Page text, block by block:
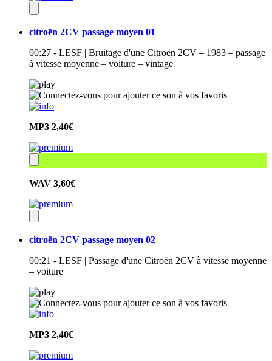
citroën 2CV passage moyen 01
00:27 - LESF | Bruitage d'une Citroën 2CV – 1983 – passage
à vitesse moyenne – voiture – vintage
MP3 2,40€
WAV 3,60€
citroën 2CV passage moyen 02
00:21 - LESF | Passage d'une Citroën 2CV à vitesse moyenne
– voiture
MP3 2,40€